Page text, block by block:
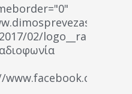
wp-
02/